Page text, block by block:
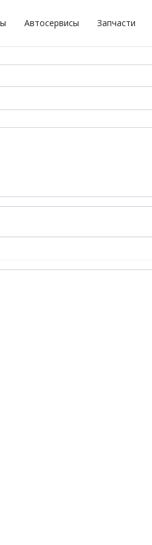
Автосервисы Запчасти